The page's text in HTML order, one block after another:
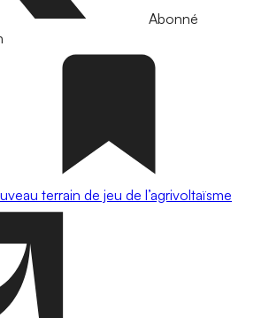
Abonné
terrain de jeu de l’agrivoltaïsme